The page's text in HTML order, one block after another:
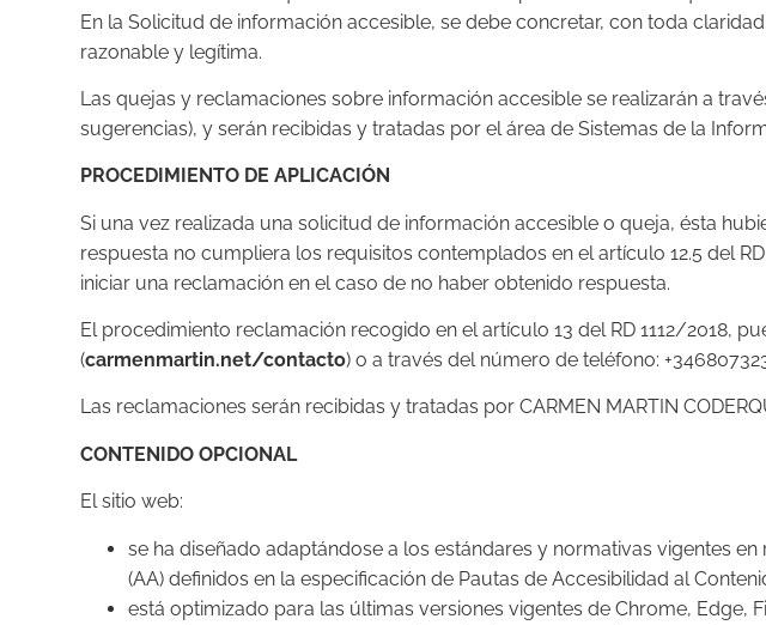
En la Solicitud de información accesible, se debe concretar, con toda
razonable y legítima.
Las quejas y reclamaciones sobre información accesible se realizarán a
sugerencias), y serán recibidas y tratadas por el área de Sistemas de la
PROCEDIMIENTO DE APLICACIÓN
Si una vez realizada una solicitud de información accesible o queja, ésta
respuesta no cumpliera los requisitos contemplados en el artículo 12.5 del
iniciar una reclamación en el caso de no haber obtenido respuesta.
El procedimiento reclamación recogido en el artículo 13 del RD 1112/2018,
(carmenmartin.net/contacto) o a través del número de teléfono:
Las reclamaciones serán recibidas y tratadas por CARMEN MARTIN
CONTENIDO OPCIONAL
El sitio web:
se ha diseñado adaptándose a los estándares y normativas vigentes
(AA) definidos en la especificación de Pautas de Accesibilidad al
está optimizado para las últimas versiones vigentes de Chrome, Edge,